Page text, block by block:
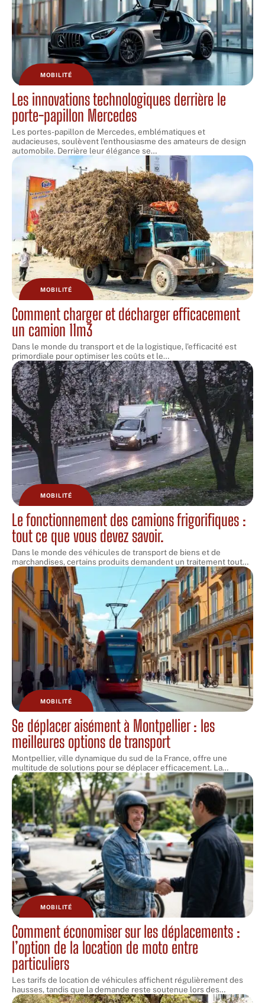
MOBILITÉ
Les innovations technologiques derrière le
porte-papillon Mercedes
Les portes-papillon de Mercedes, emblématiques et
audacieuses, soulèvent l'enthousiasme des amateurs de design
automobile. Derrière leur élégance se…
MOBILITÉ
Comment charger et décharger efficacement
un camion 11m3
Dans le monde du transport et de la logistique, l'efficacité est
primordiale pour optimiser les coûts et le…
MOBILITÉ
Le fonctionnement des camions frigorifiques :
tout ce que vous devez savoir.
Dans le monde des véhicules de transport de biens et de
marchandises, certains produits demandent un traitement tout…
MOBILITÉ
Se déplacer aisément à Montpellier : les
meilleures options de transport
Montpellier, ville dynamique du sud de la France, offre une
multitude de solutions pour se déplacer efficacement. La…
MOBILITÉ
Comment économiser sur les déplacements :
l’option de la location de moto entre
particuliers
Les tarifs de location de véhicules affichent régulièrement des
hausses, tandis que la demande reste soutenue lors des…